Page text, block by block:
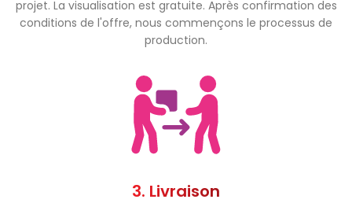
projet. La visualisation est gratuite. Après confirmation des
conditions de l'offre, nous commençons le processus de
production.
3. Livraison